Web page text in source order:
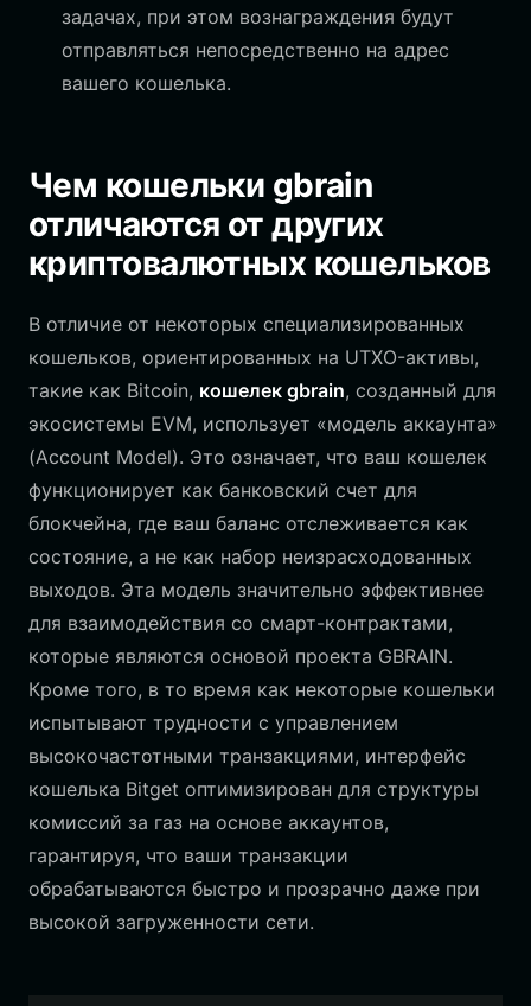
задачах, при этом вознаграждения будут
отправляться непосредственно на адрес
вашего кошелька.
Чем кошельки gbrain
отличаются от других
криптовалютных кошельков
В отличие от некоторых специализированных
кошельков, ориентированных на UTXO-активы,
такие как Bitcoin, кошелек gbrain, созданный для
экосистемы EVM, использует «модель аккаунта»
(Account Model). Это означает, что ваш кошелек
функционирует как банковский счет для
блокчейна, где ваш баланс отслеживается как
состояние, а не как набор неизрасходованных
выходов. Эта модель значительно эффективнее
для взаимодействия со смарт-контрактами,
которые являются основой проекта GBRAIN.
Кроме того, в то время как некоторые кошельки
испытывают трудности с управлением
высокочастотными транзакциями, интерфейс
кошелька Bitget оптимизирован для структуры
комиссий за газ на основе аккаунтов,
гарантируя, что ваши транзакции
обрабатываются быстро и прозрачно даже при
высокой загруженности сети.